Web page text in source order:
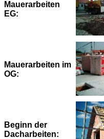
Mauerarbeiten
EG:
Mauerarbeiten im
OG:
Beginn der
Dacharbeiten: